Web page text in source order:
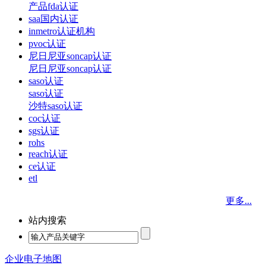
产品fda认证
saa国内认证
inmetro认证机构
pvoc认证
尼日尼亚soncap认证
尼日尼亚soncap认证
saso认证
saso认证
沙特saso认证
coc认证
sgs认证
rohs
reach认证
ce认证
etl
更多...
站内搜索
企业电子地图